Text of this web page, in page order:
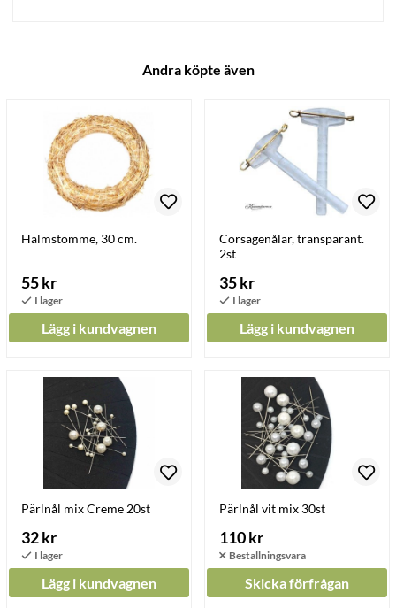
Andra köpte även
Halmstomme, 30 cm.
55 kr
Lägg i kundvagnen
Corsagenålar, transparant.
2st
35 kr
Lägg i kundvagnen
Pärlnål mix Creme 20st
32 kr
Lägg i kundvagnen
Pärlnål vit mix 30st
110 kr
Skicka förfrågan